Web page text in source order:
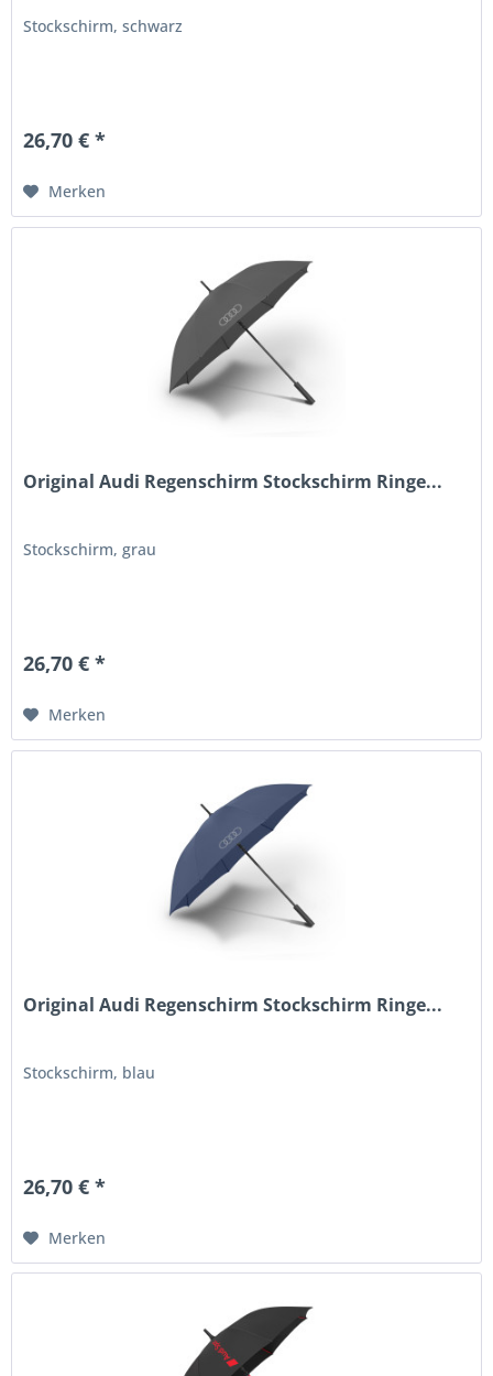
Stockschirm, schwarz
26,70 € *
Merken
Original Audi Regenschirm Stockschirm Ringe...
Stockschirm, grau
26,70 € *
Merken
Original Audi Regenschirm Stockschirm Ringe...
Stockschirm, blau
26,70 € *
Merken